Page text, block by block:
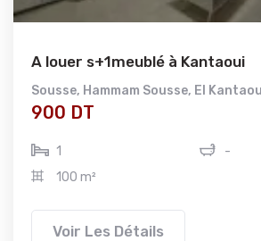
A louer s+1meublé à Kantaoui
Sousse, Hammam Sousse, El
900 DT
1
-
100 m²
Voir Les Détails